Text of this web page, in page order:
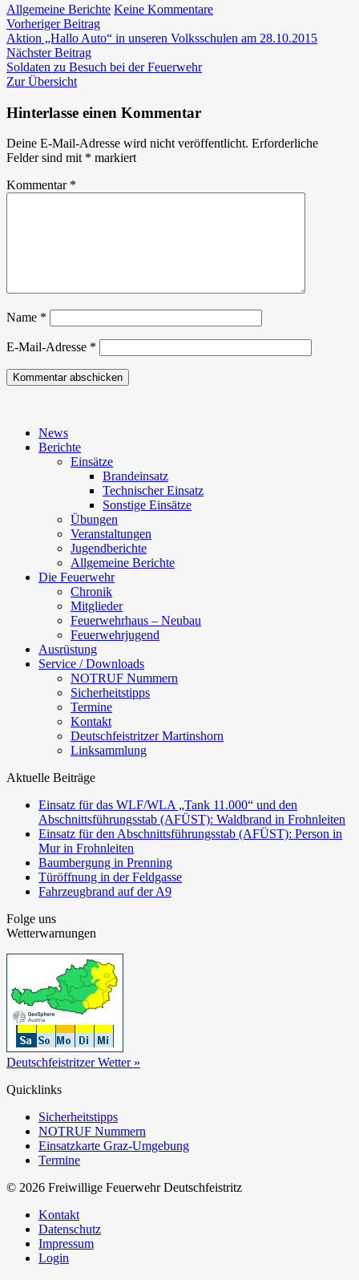
Allgemeine Berichte Keine Kommentarezu
in
Beitragsnavigation
Vorheriger BeitragVorheriger
Beitrag:
Aktion „Hallo Auto“ in unseren Volksschulen am 28.10.2015
Nächster BeitragNächster
Beitrag:
Soldaten zu Besuch bei der Feuerwehr
Zur Übersicht
Hinterlasse einen Kommentar
Deine E-Mail-Adresse wird nicht veröffentlicht. Erforderliche
Felder sind mit * markiert
Kommentar *
Name *
E-Mail-Adresse *
News
Berichte
Einsätze
Brandeinsatz
Technischer Einsatz
Sonstige Einsätze
Übungen
Veranstaltungen
Jugendberichte
Allgemeine Berichte
Die Feuerwehr
Chronik
Mitglieder
Feuerwehrhaus – Neubau
Feuerwehrjugend
Ausrüstung
Service / Downloads
NOTRUF Nummern
Sicherheitstipps
Termine
Kontakt
Deutschfeistritzer Martinshorn
Linksammlung
Aktuelle Beiträge
Einsatz für das WLF/WLA „Tank 11.000“ und den
Abschnittsführungsstab (AFÜST): Waldbrand in Frohnleiten
Einsatz für den Abschnittsführungsstab (AFÜST): Person in
Mur in Frohnleiten
Baumbergung in Prenning
Türöffnung in der Feldgasse
Fahrzeugbrand auf der A9
Folge uns
Wetterwarnungen
Deutschfeistritzer Wetter »
Quicklinks
Sicherheitstipps
NOTRUF Nummern
Einsatzkarte Graz-Umgebung
Termine
© 2026 Freiwillige Feuerwehr Deutschfeistritz
Kontakt
Datenschutz
Impressum
Login